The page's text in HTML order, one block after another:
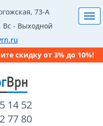
73-А
Вс - Выходной
скидку от 3% до 10%!
14 52
77 80